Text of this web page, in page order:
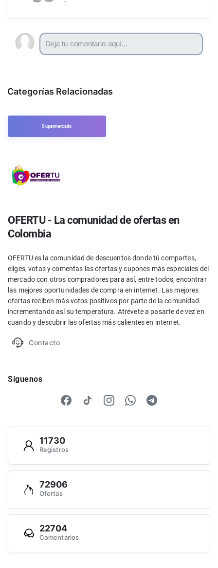
Categorías Relacionadas
Supermercado
OFERTU - La comunidad de ofertas en
Colombia
OFERTU es la comunidad de descuentos donde tú compartes,
eliges, votas y comentas las ofertas y cupones más especiales del
mercado con otros compradores para así, entre todos, encontrar
las mejores oportunidades de compra en internet. Las mejores
ofertas reciben más votos positivos por parte de la comunidad
incrementando así su temperatura. Atrévete a pasarte de vez en
cuando y descubrir las ofertas más calientes en internet.
Contacto
Síguenos
11730
Registros
72906
Ofertas
22704
Comentarios